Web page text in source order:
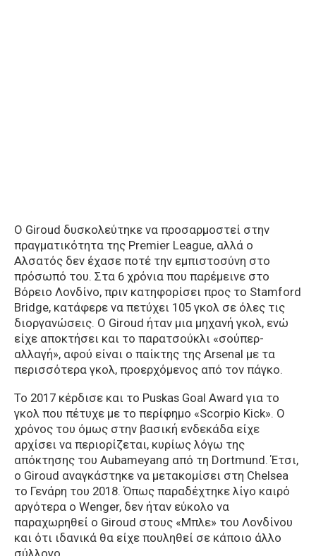
Ο Giroud δυσκολεύτηκε να προσαρμοστεί στην
πραγματικότητα της Premier League, αλλά ο
Αλσατός δεν έχασε ποτέ την εμπιστοσύνη στο
πρόσωπό του. Στα 6 χρόνια που παρέμεινε στο
Βόρειο Λονδίνο, πριν κατηφορίσει προς το Stamford
Bridge, κατάφερε να πετύχει 105 γκολ σε όλες τις
διοργανώσεις. Ο Giroud ήταν μια μηχανή γκολ, ενώ
είχε αποκτήσει και το παρατσούκλι «σούπερ-
αλλαγή», αφού είναι ο παίκτης της Arsenal με τα
περισσότερα γκολ, προερχόμενος από τον πάγκο.
Το 2017 κέρδισε και το Puskas Goal Award για το
γκολ που πέτυχε με το περίφημο «Scorpio Kick». Ο
χρόνος του όμως στην βασική ενδεκάδα είχε
αρχίσει να περιορίζεται, κυρίως λόγω της
απόκτησης του Aubameyang από τη Dortmund. Έτσι,
ο Giroud αναγκάστηκε να μετακομίσει στη Chelsea
το Γενάρη του 2018. Όπως παραδέχτηκε λίγο καιρό
αργότερα ο Wenger, δεν ήταν εύκολο να
παραχωρηθεί ο Giroud στους «Μπλε» του Λονδίνου
και ότι ιδανικά θα είχε πουληθεί σε κάποιο άλλο
σύλλογο.